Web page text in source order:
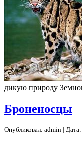
дикую природу
Броненосцы
Опубликовал: admin |